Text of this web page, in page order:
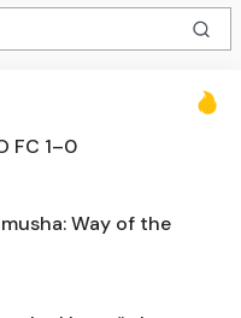
FC 1–0
Way of the